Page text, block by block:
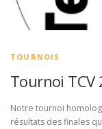
TOURNOIS
Tournoi
Notre tournoi
résultats des finales